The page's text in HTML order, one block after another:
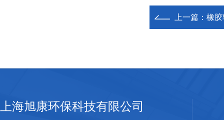
上一篇： 橡
上海旭康环保科技有限公司